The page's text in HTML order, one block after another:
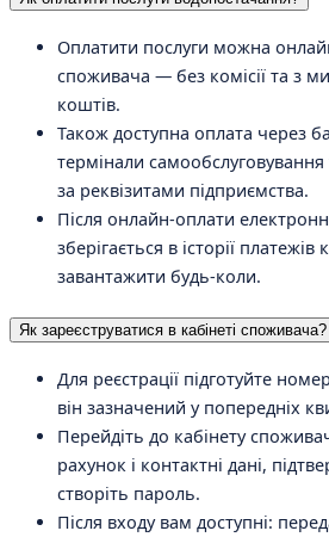
Оплатити послуги можна
споживача — без комісії та з
коштів.
Також доступна оплата через
термінали самообслуговування
за реквізитами підприємства.
Після онлайн-оплати
зберігається в історії
завантажити будь-коли.
Як зареєструватися в кабінеті споживача?
Для реєстрації підготуйте
він зазначений у попередніх
Перейдіть до кабінету
рахунок і контактні дані,
створіть пароль.
Після входу вам доступні: